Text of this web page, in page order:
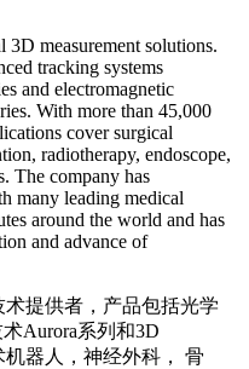
measurement solutions.
tracking systems
and electromagnetic
With more than 45,000
cover surgical
radiotherapy, endoscope,
The company has
many leading medical
around the world and has
and advance of
提供者，产品包括光学
Aurora系列和3D
机器人，神经外科， 骨